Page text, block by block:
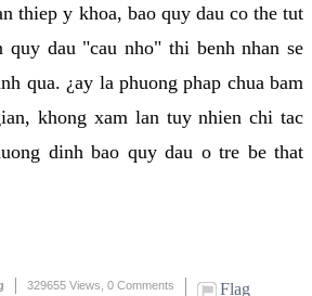
thiep y khoa, bao quy dau co the tut
quy dau "cau nho" thi benh nhan se
qua. ¿ay la phuong phap chua bam
khong xam lan tuy nhien chi tac
dinh bao quy dau o tre be that
329655 Views, 0 Comments Flag